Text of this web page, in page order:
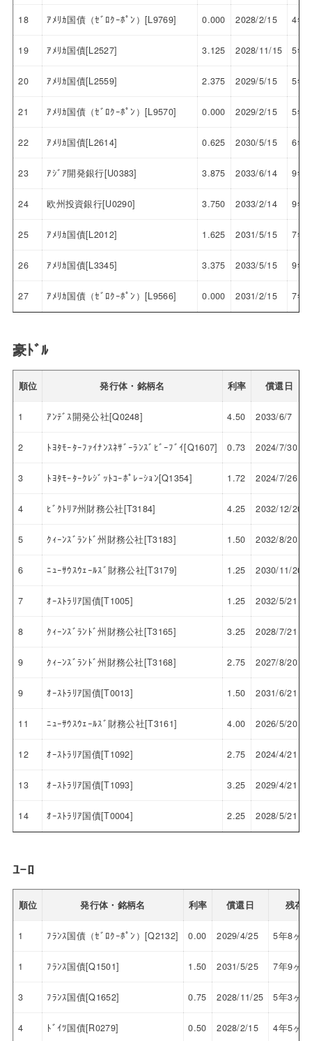
18 ｱﾒﾘｶ国債（ｾﾞﾛｸｰﾎﾟﾝ）[L9769] 0.000 2028/2/15 4年
19 ｱﾒﾘｶ国債[L2527] 3.125 2028/11/15 5年
20 ｱﾒﾘｶ国債[L2559] 2.375 2029/5/15 5年
21 ｱﾒﾘｶ国債（ｾﾞﾛｸｰﾎﾟﾝ）[L9570] 0.000 2029/2/15 5年
22 ｱﾒﾘｶ国債[L2614] 0.625 2030/5/15 6年
23 ｱｼﾞｱ開発銀行[U0383] 3.875 2033/6/14 9年
24 欧州投資銀行[U0290] 3.750 2033/2/14 9年
25 ｱﾒﾘｶ国債[L2012] 1.625 2031/5/15 7年
26 ｱﾒﾘｶ国債[L3345] 3.375 2033/5/15 9年
27 ｱﾒﾘｶ国債（ｾﾞﾛｸｰﾎﾟﾝ）[L9566] 0.000 2031/2/15 7年
豪ﾄﾞﾙ
順位 発行体・銘柄名 利率 償還日
1 ｱﾝﾃﾞｽ開発公社[Q0248] 4.50 2033/6/7
2 ﾄﾖﾀﾓｰﾀｰﾌｧｲﾅﾝｽﾈｻﾞｰﾗﾝｽﾞﾋﾞｰﾌﾞｲ[Q1607] 0.73 2024/7/30
3 ﾄﾖﾀﾓｰﾀｰｸﾚｼﾞｯﾄｺｰﾎﾟﾚｰｼｮﾝ[Q1354] 1.72 2024/7/26
4 ﾋﾞｸﾄﾘｱ州財務公社[T3184] 4.25 2032/12/20
5 ｸｨｰﾝｽﾞﾗﾝﾄﾞ州財務公社[T3183] 1.50 2032/8/20
6 ﾆｭｰｻｳｽｳｪｰﾙｽﾞ財務公社[T3179] 1.25 2030/11/20
7 ｵｰｽﾄﾗﾘｱ国債[T1005] 1.25 2032/5/21
8 ｸｨｰﾝｽﾞﾗﾝﾄﾞ州財務公社[T3165] 3.25 2028/7/21
9 ｸｨｰﾝｽﾞﾗﾝﾄﾞ州財務公社[T3168] 2.75 2027/8/20
9 ｵｰｽﾄﾗﾘｱ国債[T0013] 1.50 2031/6/21
11 ﾆｭｰｻｳｽｳｪｰﾙｽﾞ財務公社[T3161] 4.00 2026/5/20
12 ｵｰｽﾄﾗﾘｱ国債[T1092] 2.75 2024/4/21
13 ｵｰｽﾄﾗﾘｱ国債[T1093] 3.25 2029/4/21
14 ｵｰｽﾄﾗﾘｱ国債[T0004] 2.25 2028/5/21
ﾕｰﾛ
順位 発行体・銘柄名 利率 償還日 残存
1 ﾌﾗﾝｽ国債（ｾﾞﾛｸｰﾎﾟﾝ）[Q2132] 0.00 2029/4/25 5年8ヶ月
1 ﾌﾗﾝｽ国債[Q1501] 1.50 2031/5/25 7年9ヶ月
3 ﾌﾗﾝｽ国債[Q1652] 0.75 2028/11/25 5年3ヶ月
4 ﾄﾞｲﾂ国債[R0279] 0.50 2028/2/15 4年5ヶ月